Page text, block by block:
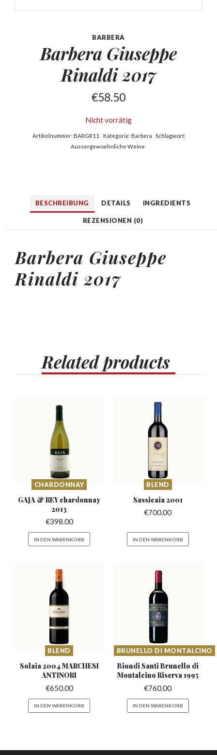
BARBERA
Barbera Giuseppe
Rinaldi 2017
€58.50
Nicht vorrätig
Artikelnummer:BARGR11 Kategorie: Barbera
Schlagwort:
Aussergewoehnliche Weine
BESCHREIBUNG DETAILS INGREDIENTS
REZENSIONEN (0)
Barbera Giuseppe
Rinaldi 2017
Relatedproducts
CHARDONNAY
GAJA & REY chardonnay
2013
€398.00
IN DEN WARENKORB
BLEND
Sassicaia 2001
€700.00
IN DEN WARENKORB
BLEND
Solaia 2004 MARCHESI
ANTINORI
€650.00
IN DEN WARENKORB
BRUNELLO DI MONTALCINO
Biondi Santi Brunello di
Montalcino Riserva 1995
€760.00
IN DEN WARENKORB